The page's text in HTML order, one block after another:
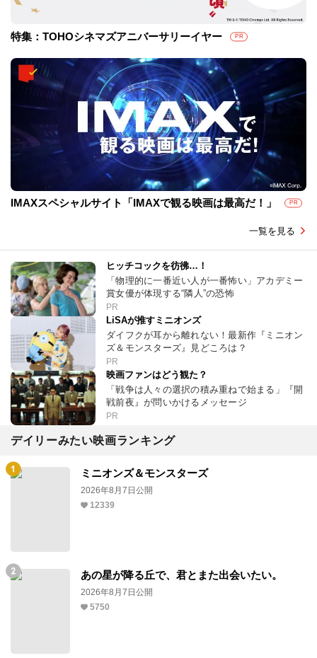
特集：TOHOシネマズアニバーサリーイヤー PR
IMAXスペシャルサイト「IMAXで観る映画は最高だ！」 PR
一覧を見る
ヒッチコックを彷彿…！
「物理的に一番近い人が一番怖い」アカデミー
賞女優が体現する“隣人”の恐怖
PR
LiSAが推すミニオンズ
ダイフクが耳から離れない！最新作『ミニオン
ズ＆モンスターズ』見どころは？
PR
映画ファンはどう観た？
「戦争は人々の選択の積み重ねで始まる」『開
戦前夜』が問いかけるメッセージ
PR
デイリーみたい映画ランキング
ミニオンズ＆モンスターズ
2026年8月7日公開
12339
あの星が降る丘で、君とまた出会いたい。
2026年8月7日公開
5750